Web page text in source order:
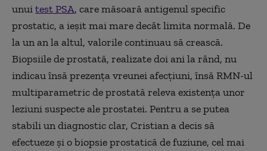
unuitest PSA, care măsoară antigenul specific
prostatic, a ieșit mai mare decât limita normală. De
la un an la altul, valorile continuau să crească.
Biopsiile de prostată, realizate doi ani la rând, nu
indicau însă prezența vreunei afecțiuni, însă RMN-ul
multiparametric de prostată releva existența unor
leziuni suspecte ale prostatei. Pentru a se putea
stabili un diagnostic clar, Cristian a decis să
efectueze și o biopsie prostatică de fuziune, cel mai